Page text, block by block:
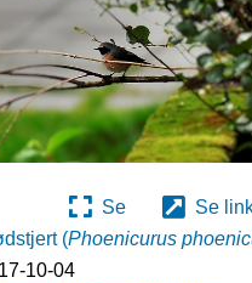
Se
Se
(Phoenicurus
10-04